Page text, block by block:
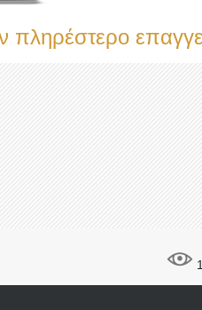
επαγγελματικό